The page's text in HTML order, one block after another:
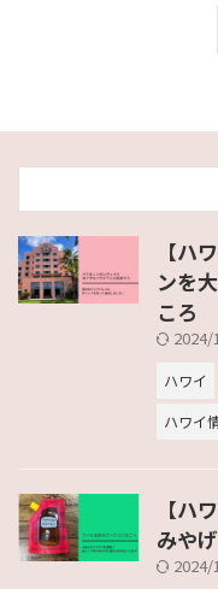
【ハ
ンを
ころ
ハワイ
ハワイ
【ハ
みや